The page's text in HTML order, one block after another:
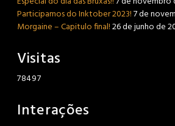
Participamos do Inktober 2023!7 de
Morgaine – Capitulo final!26 de junho de
Visitas
78497
Interações